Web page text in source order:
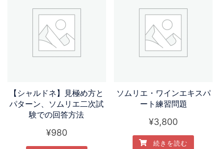
【シャルドネ】見極め方と
パターン、ソムリエ二次試
験での回答方法
¥980
ソムリエ・ワインエキスパ
ート練習問題
¥3,800
続きを読む